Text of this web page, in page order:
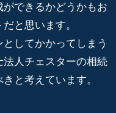
できるかどうかもお
と思います。
してかかってしまう
法人チェスターの相続
と考えています。